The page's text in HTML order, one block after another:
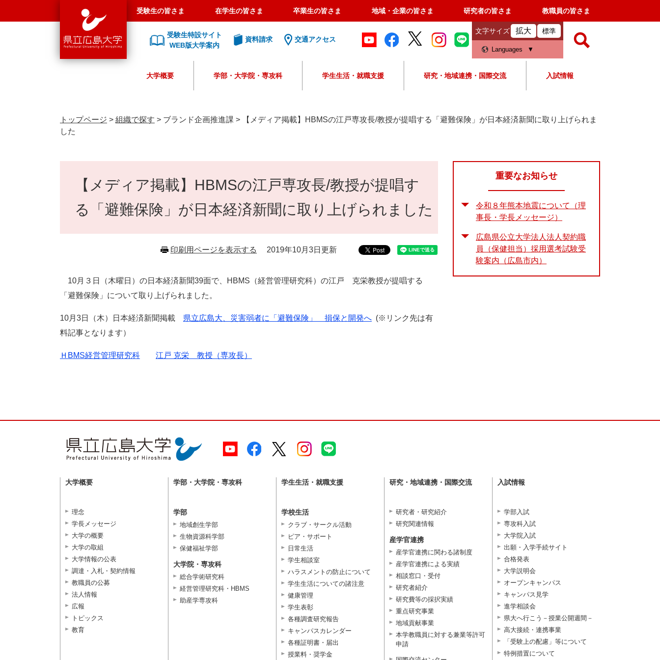
島
大
受験生の皆さま 在学生の皆さま 卒業生の皆さま 地域・企業の皆さま 研究者の皆さま 教職員の皆さま
受験生特設サイト
WEB版大学案内
資料請求 交通アクセス
文字サイズ 拡大 標準
Languages
o
カ
タ
ム
索
大学概要 学部・大学院・専攻科 学生生活・就職支援 研究・地域連携・国際交流 入試情報
トップページ > 組織で探す > ブランド企画推進課 >
【メディア掲載】HBMSの江戸専攻長/教授が提唱する「避難保険」が日本経済新聞に取り上げられま
した
【メディア掲載】HBMSの江戸専攻長/教授が提唱す
る「避難保険」が日本経済新聞に取り上げられました
印刷用ページを表示する 2019年10月3日更新
10月３日（木曜日）の日本経済新聞39面で、
HBMS（経営管理研究科）の江戸 克栄教授が提唱する
「避難保険」について取り上げられました。
10月3日（木）日本経済新聞掲載 県立広島大、災害弱者に「避難保険」 損保と開発へ (※リンク先は有
料記事となります）
ＨBMS経営管理研究科 江戸 克栄 教授（専攻長）
重要なお知らせ
令和８年熊本地震について（理
事長・学長メッセージ）
広島県公立大学法人法人契約職
員（保健担当）採用選考試験受
験案内（広島市内）
大学概要
理念
学長メッセージ
大学の概要
大学の取組
大学情報の公表
調達・入札・契約情報
教職員の公募
法人情報
広報
トピックス
教育
学部・大学院・専攻科
学部
地域創生学部
生物資源科学部
保健福祉学部
大学院・専攻科
総合学術研究科
経営管理研究科・HBMS
助産学専攻科
学生生活・就職支援
学校生活
クラブ・サークル活動
ピア・サポート
日常生活
学生相談室
ハラスメントの防止について
学生生活についての諸注意
健康管理
学生表彰
各種調査研究報告
キャンパスカレンダー
各種証明書・届出
授業料・奨学金
研究・地域連携・国際交流
研究者・研究紹介
研究関連情報
産学官連携
産学官連携に関わる諸制度
産学官連携による実績
相談窓口・受付
研究者紹介
研究費等の採択実績
重点研究事業
地域貢献事業
本学教職員に対する兼業等許可
申請
入試情報
学部入試
専攻科入試
大学院入試
出願・入学手続サイト
合格発表
大学説明会
オープンキャンパス
キャンパス見学
進学相談会
県大へ行こう－授業公開週間－
高大接続・連携事業
「受験上の配慮」等について
特例措置について